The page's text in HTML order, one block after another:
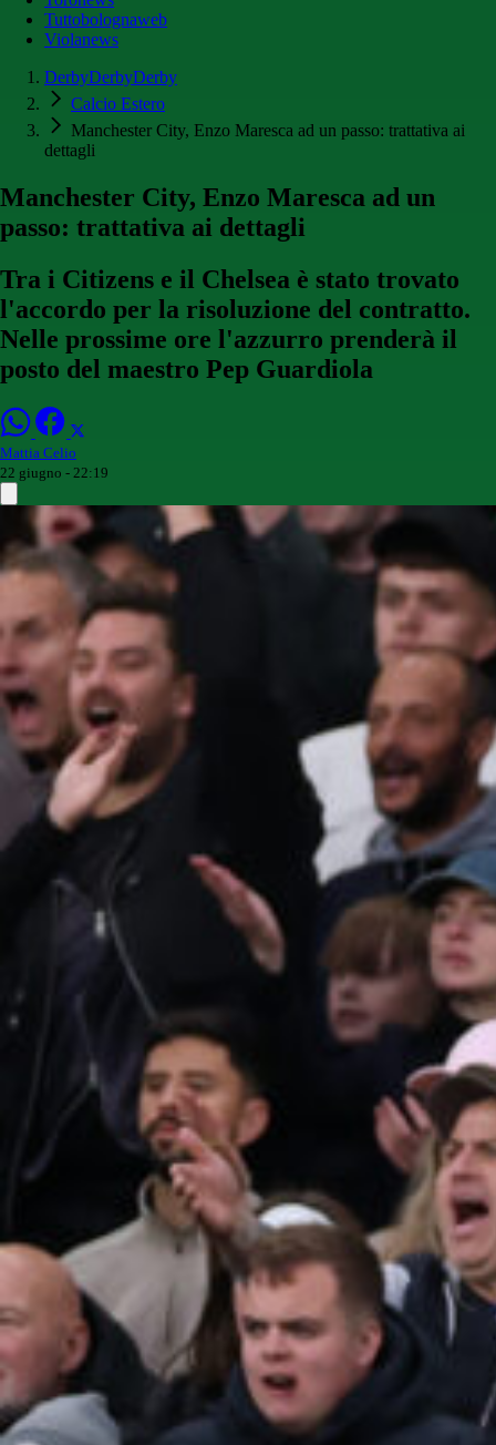
Tuttobolognaweb
Violanews
DerbyDerbyDerby
Calcio Estero
Manchester City, Enzo Maresca ad un passo: trattativa ai
dettagli
Manchester City, Enzo Maresca ad un
passo: trattativa ai dettagli
Tra i Citizens e il Chelsea è stato trovato
l'accordo per la risoluzione del contratto.
Nelle prossime ore l'azzurro prenderà il
posto del maestro Pep Guardiola
Mattia Celio
22 giugno - 22:19